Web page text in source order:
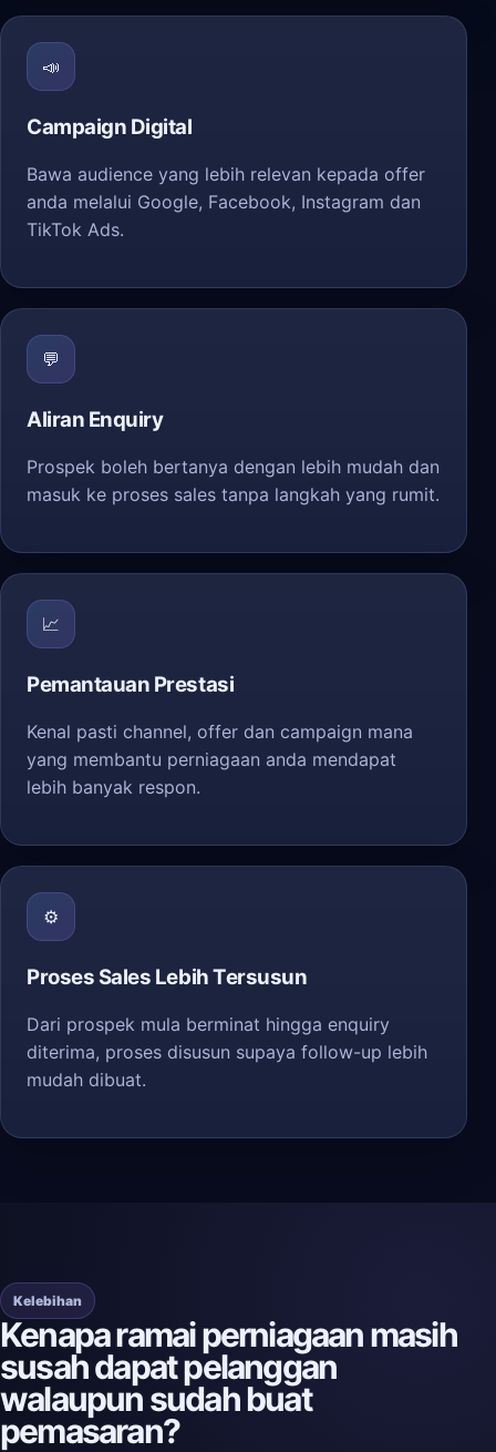
📣
Campaign Digital
Bawa audience yang lebih relevan kepada offer
anda melalui Google, Facebook, Instagram dan
TikTok Ads.
💬
Aliran Enquiry
Prospek boleh bertanya dengan lebih mudah dan
masuk ke proses sales tanpa langkah yang rumit.
📈
Pemantauan Prestasi
Kenal pasti channel, offer dan campaign mana
yang membantu perniagaan anda mendapat
lebih banyak respon.
⚙️
Proses Sales Lebih Tersusun
Dari prospek mula berminat hingga enquiry
diterima, proses disusun supaya follow-up lebih
mudah dibuat.
Kelebihan
Kenapa ramai perniagaan masih
susah dapat pelanggan
walaupun sudah buat
pemasaran?